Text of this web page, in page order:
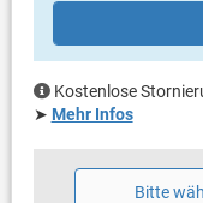
Bettwäsche
Handtücher
Fön
Waschmaschine in
Internet per WLAN
Kostenlose
➤ Mehr Infos
Bitte